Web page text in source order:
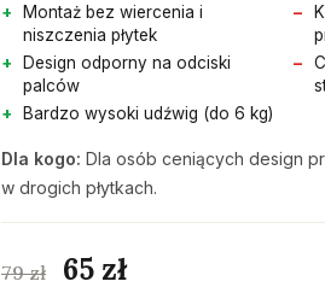
Montaż bez wiercenia i
niszczenia płytek
Design odporny na odciski
palców
Bardzo wysoki udźwig (do 6 kg)
Dla kogo: Dla osób ceniących design
w drogich płytkach.
79 zł 65 zł